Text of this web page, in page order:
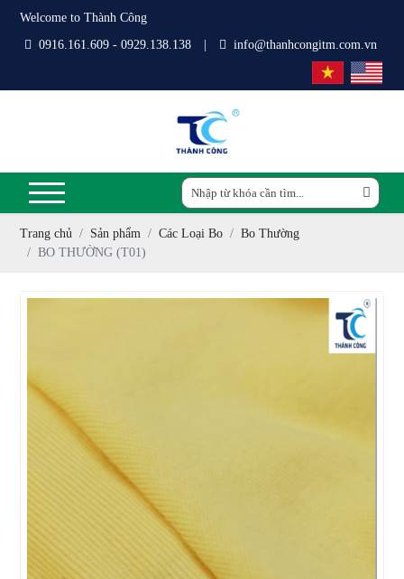
Welcome to Thành Công
0916.161.609 - 0929.138.138
info@thanhcongitm.com.vn
Trang chủ Sản phẩm Các Loại Bo
Bo Thường
BO THƯỜNG (T01)